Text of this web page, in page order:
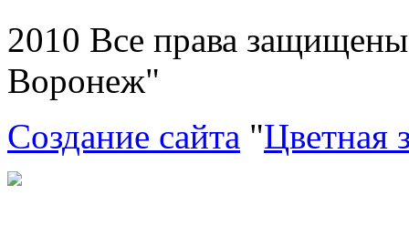
2010 Все права
Воронеж"
Создание сайта "Цветная